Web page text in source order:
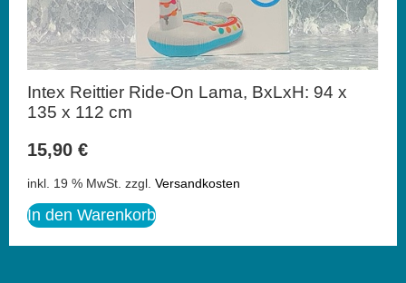
Intex Reittier Ride-On Lama, BxLxH: 94 x
135 x 112 cm
15,90 €
inkl. 19 % MwSt. zzgl. Versandkosten
In den Warenkorb